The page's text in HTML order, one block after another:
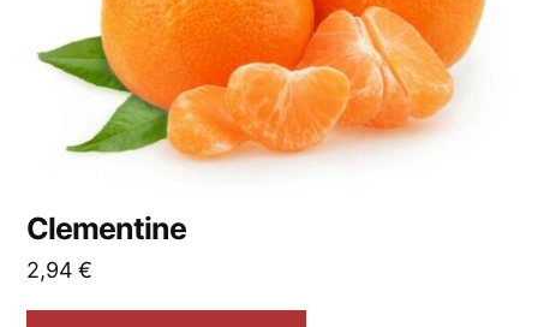
Clementine
2,94€